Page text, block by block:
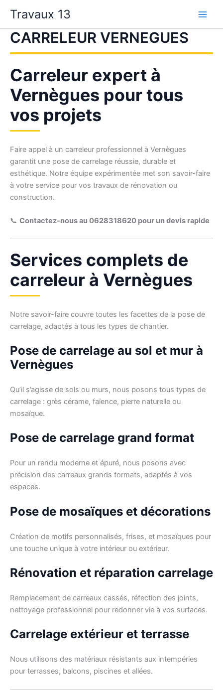
contenu
Travaux 13
CARRELEUR VERNEGUES
Carreleur expert à
Vernègues pour tous
vos projets
Faire appel à un carreleur professionnel à Vernègues
garantit une pose de carrelage réussie, durable et
esthétique. Notre équipe expérimentée met son savoir-faire
à votre service pour vos travaux de rénovation ou
construction.
📞 Contactez-nous au 0628318620 pour un devis rapide
Services complets de
carreleur à Vernègues
Notre savoir-faire couvre toutes les facettes de la pose de
carrelage, adaptés à tous les types de chantier.
Pose de carrelage au sol et mur à
Vernègues
Qu’il s’agisse de sols ou murs, nous posons tous types de
carrelage : grès cérame, faïence, pierre naturelle ou
mosaïque.
Pose de carrelage grand format
Pour un rendu moderne et épuré, nous posons avec
précision des carreaux grands formats, adaptés à vos
espaces.
Pose de mosaïques et décorations
Création de motifs personnalisés, frises, et mosaïques pour
une touche unique à votre intérieur ou extérieur.
Rénovation et réparation carrelage
Remplacement de carreaux cassés, réfection des joints,
nettoyage professionnel pour redonner vie à vos surfaces.
Carrelage extérieur et terrasse
Nous utilisons des matériaux résistants aux intempéries
pour terrasses, balcons, piscines et allées.